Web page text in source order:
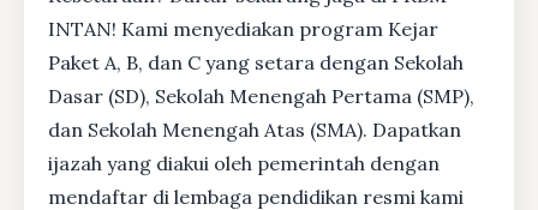
INTAN! Kami menyediakan program Kejar
Paket A, B, dan C yang setara dengan Sekolah
Dasar (SD), Sekolah Menengah Pertama (SMP),
dan Sekolah Menengah Atas (SMA). Dapatkan
ijazah yang diakui oleh pemerintah dengan
mendaftar di lembaga pendidikan resmi kami